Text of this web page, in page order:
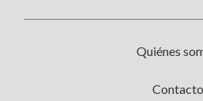
Quiénes
Contacto